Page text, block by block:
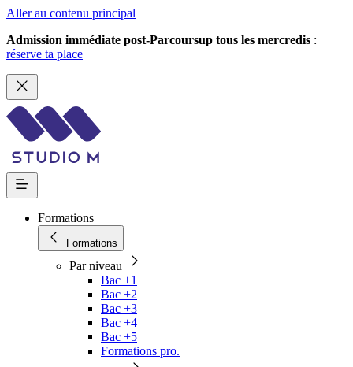
Aller au contenu principal
Admission immédiate post-Parcoursup tous les mercredis :
réserve ta place
Formations
Formations
Par niveau
Bac +1
Bac +2
Bac +3
Bac +4
Bac +5
Formations pro.